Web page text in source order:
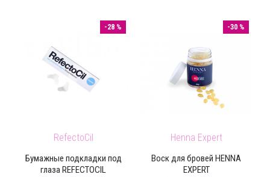
-28 %
RefectoCil
Бумажные подкладки под
глаза REFECTOCIL
-30 %
Henna Expert
Воск для бровей HENNA
EXPERT